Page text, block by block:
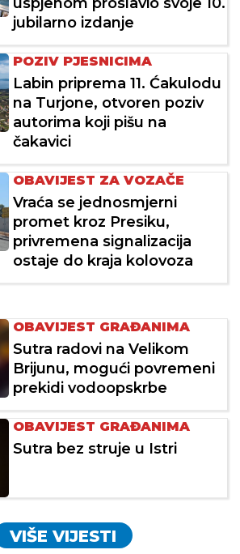
jubilarno izdanje
POZIV PJESNICIMA
Labin priprema 11. Ćakulodu
na Turjone, otvoren poziv
autorima koji pišu na
čakavici
OBAVIJEST ZA VOZAČE
Vraća se jednosmjerni
promet kroz Presiku,
privremena signalizacija
ostaje do kraja kolovoza
OBAVIJEST GRAĐANIMA
Sutra radovi na Velikom
Brijunu, mogući povremeni
prekidi vodoopskrbe
OBAVIJEST GRAĐANIMA
Sutra bez struje u Istri
VIŠE VIJESTI